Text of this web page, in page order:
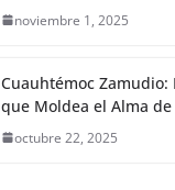
noviembre 1, 2025
Cuauhtémoc Zamudio:
que Moldea el Alma de
octubre 22, 2025